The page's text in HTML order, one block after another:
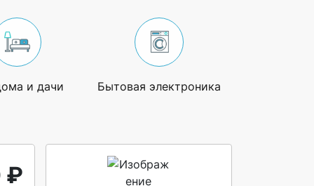
и дачи Бытовая электроника
₽